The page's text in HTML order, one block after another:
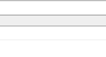
Srpen 2026